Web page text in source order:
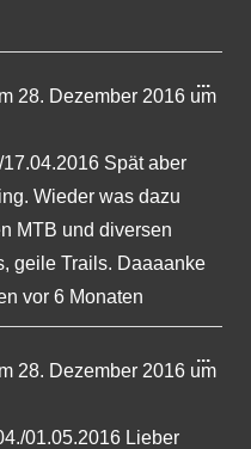
28. Dezember 2016 um
Spät aber
Wieder was dazu
MTB und diversen
geile Trails. Daaaanke
vor 6 Monaten
...
28. Dezember 2016 um
01.05.2016 Lieber
...